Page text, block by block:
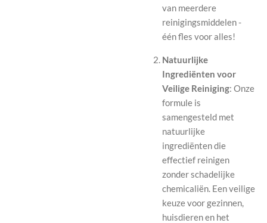
van meerdere
reinigingsmiddelen -
één fles voor alles!
Natuurlijke
Ingrediënten voor
Veilige Reiniging: Onze
formule is
samengesteld met
natuurlijke
ingrediënten die
effectief reinigen
zonder schadelijke
chemicaliën. Een veilige
keuze voor gezinnen,
huisdieren en het